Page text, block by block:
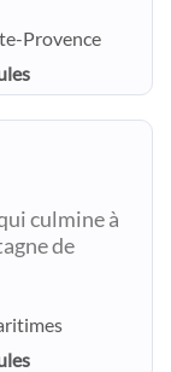
Provence
culmine à
de